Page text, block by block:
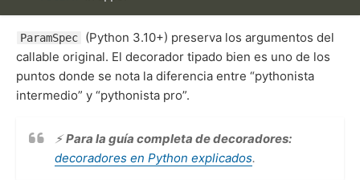
ParamSpec
(Python 3.10+) preserva los argumentos del
callable original. El decorador tipado bien es uno de los
puntos donde se nota la diferencia entre “pythonista
intermedio” y “pythonista pro”.
⚡Para la guía completa de decoradores:
decoradores en Python explicados.